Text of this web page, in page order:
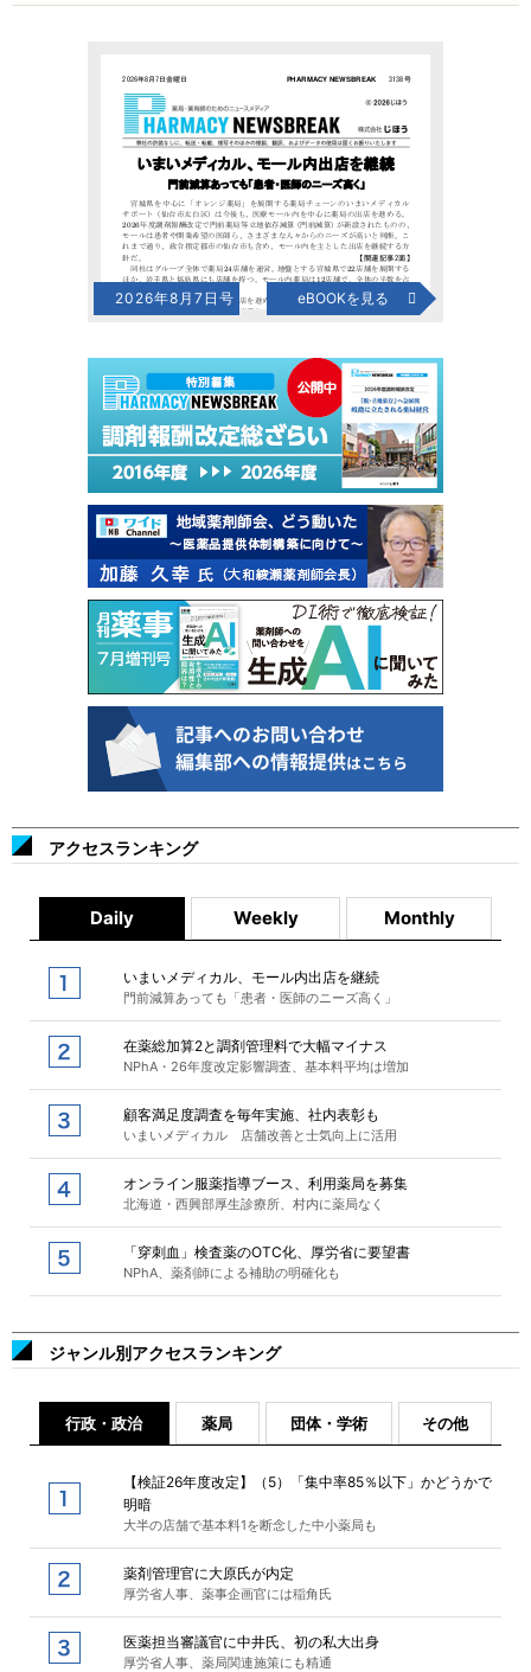
2026年8月7日号 eBOOKを見る
アクセスランキング
Daily Weekly Monthly
いまいメディカル、モール内出店を継続
門前減算あっても「患者・医師のニーズ高く」
在薬総加算2と調剤管理料で大幅マイナス
NPhA・26年度改定影響調査、基本料平均は増加
顧客満足度調査を毎年実施、社内表彰も
いまいメディカル 店舗改善と士気向上に活用
オンライン服薬指導ブース、利用薬局を募集
北海道・西興部厚生診療所、村内に薬局なく
「穿刺血」検査薬のOTC化、厚労省に要望書
NPhA、薬剤師による補助の明確化も
ジャンル別アクセスランキング
行政・政治 薬局 団体・学術 その他
【検証26年度改定】（5）「集中率85％以下」かどうかで
明暗
大半の店舗で基本料1を断念した中小薬局も
薬剤管理官に大原氏が内定
厚労省人事、薬事企画官には稲角氏
医薬担当審議官に中井氏、初の私大出身
厚労省人事、薬局関連施策にも精通